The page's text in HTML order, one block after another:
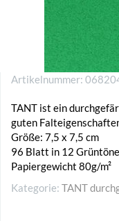
Artikelnummer:
TANT ist ein
guten
Größe: 7,5 x 7,5 cm
96 Blatt in 12
Papiergewicht 80g/m²
Kategorie: TANT